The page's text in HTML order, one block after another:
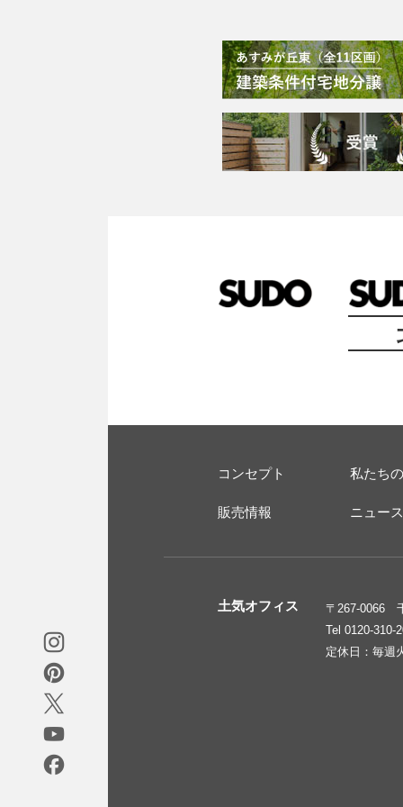
コンセプト 私たち
販売情報 ニュース
土気オフィス
〒267-0066
Tel 0120-310-
定休日：毎週